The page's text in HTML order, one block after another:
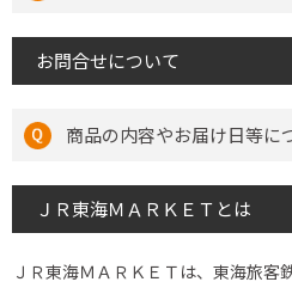
お問合せについて
商品の内容やお届け日等に
ＪＲ東海ＭＡＲＫＥＴとは
ＪＲ東海ＭＡＲＫＥＴは、東海旅客